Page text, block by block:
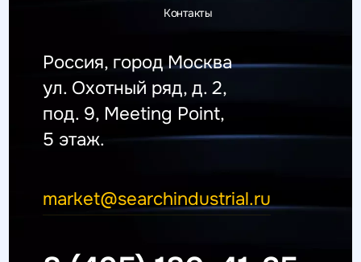
Контакты
Россия, город Москва
ул. Охотный ряд, д. 2,
под. 9, Meeting Point,
5 этаж.
market@searchindustrial.ru